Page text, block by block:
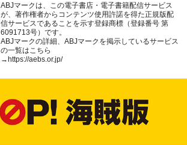
ABJマークは、この電子書店・電子書籍配信サービス
が、著作権者からコンテンツ使用許諾を得た正規版配
信サービスであることを示す登録商標（登録番号 第
6091713号）です。
ABJマークの詳細、ABJマークを掲示しているサービス
の一覧はこちら
→https://aebs.or.jp/